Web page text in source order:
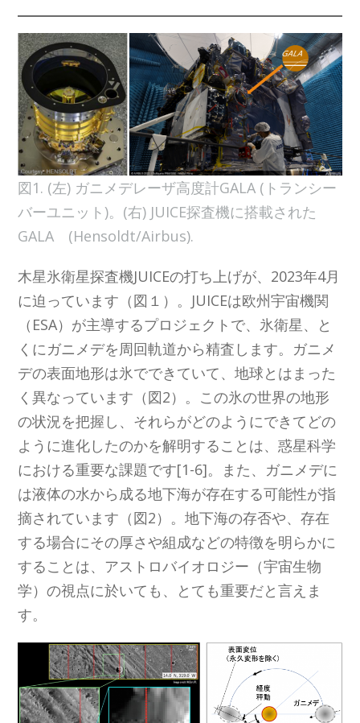
図1. (左) ガニメデレーザ高度計GALA (トランシー
バーユニット)。(右) JUICE探査機に搭載された
GALA (Hensoldt/Airbus).
木星氷衛星探査機JUICEの打ち上げが、2023年4月
に迫っています（図１）。JUICEは欧州宇宙機関
（ESA）が主導するプロジェクトで、氷衛星、と
くにガニメデを周回軌道から精査します。ガニメ
デの表面地形は氷でできていて、地球とはまった
く異なっています（図2）。この氷の世界の地形
の状況を把握し、それらがどのようにできてどの
ように進化したのかを解明することは、惑星科学
における重要な課題です[1-6]。また、ガニメデに
は液体の水から成る地下海が存在する可能性が指
摘されています（図2）。地下海の存否や、存在
する場合にその厚さや組成などの特徴を明らかに
することは、アストロバイオロジー（宇宙生物
学）の視点に於いても、とても重要だと言えま
す。